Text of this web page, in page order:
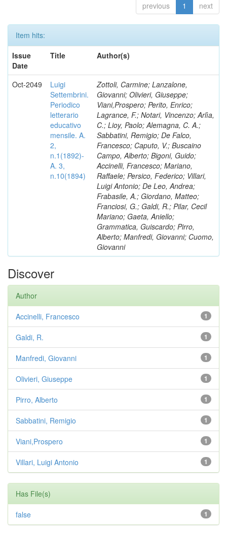
previous 1 next
Item hits:
Issue
Date
Title Author(s)
Oct-2049
Luigi
Settembrini.
Periodico
letterario
educativo
mensile. A.
2,
n.1(1892)-
A. 3,
n.10(1894)
Zottoli, Carmine; Lanzalone,
Giovanni; Olivieri, Giuseppe;
Viani,Prospero; Perito, Enrico;
Lagrance, F.; Notari, Vincenzo; Arlìa,
C.; Lioy, Paolo; Alemagna, C. A.;
Sabbatini, Remigio; De Falco,
Francesco; Caputo, V.; Buscaino
Campo, Alberto; Bigoni, Guido;
Accinelli, Francesco; Mariano,
Raffaele; Persico, Federico; Villari,
Luigi Antonio; De Leo, Andrea;
Frabasile, A.; Giordano, Matteo;
Franciosi, G.; Galdi, R.; Pilar, Cecil
Mariano; Gaeta, Aniello;
Grammatica, Guiscardo; Pirro,
Alberto; Manfredi, Giovanni; Cuomo,
Giovanni
Discover
Author
1
Accinelli, Francesco
1
Galdi, R.
1
Manfredi, Giovanni
1
Olivieri, Giuseppe
1
Pirro, Alberto
1
Sabbatini, Remigio
1
Viani,Prospero
1
Villari, Luigi Antonio
Has File(s)
1
false